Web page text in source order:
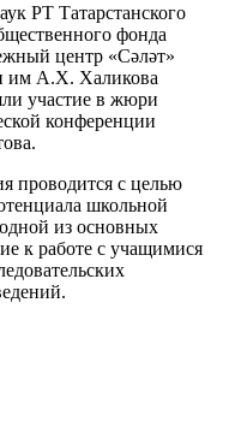
РТ Татарстанского
фонда
центр «Сәләт»
им А.Х. Халикова
участие в жюри
конференции
проводится с целью
школьной
из основных
к работе с учащимися